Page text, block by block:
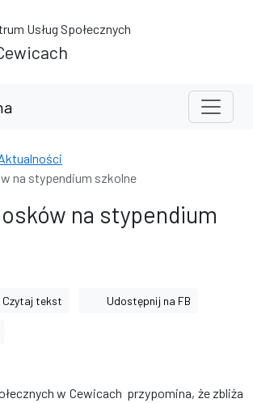
Usług Społecznych
na stypendium szkolne
na stypendium
Czytaj tekst Udostępnij na FB
w Cewicach przypomina, że zbliża